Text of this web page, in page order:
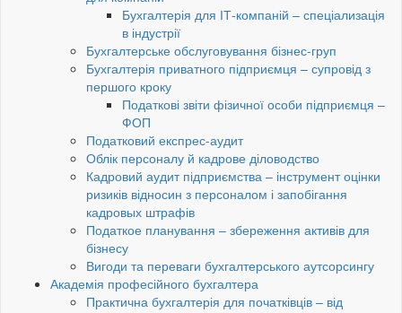
Бухгалтерія для ІТ-компаній – спеціализація
в індустрії
Бухгалтерське обслуговування бізнес-груп
Бухгалтерія приватного підприємця – супровід з
першого кроку
Податкові звіти фізичної особи підприємця –
ФОП
Податковий експрес-аудит
Облік персоналу й кадрове діловодство
Кадровий аудит підприємства – інструмент оцінки
ризиків відносин з персоналом і запобігання
кадровых штрафів
Податкое планування – збереження активів для
бізнесу
Вигоди та переваги бухгалтерського аутсорсингу
Академія професійного бухгалтера
Практична бухгалтерія для початківців – від